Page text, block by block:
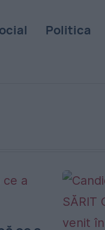
Politica